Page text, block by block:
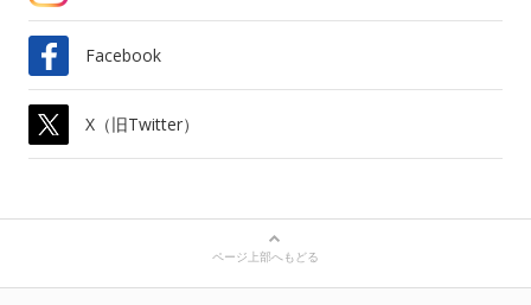
Facebook
X（旧Twitter）
ページ上部へもどる